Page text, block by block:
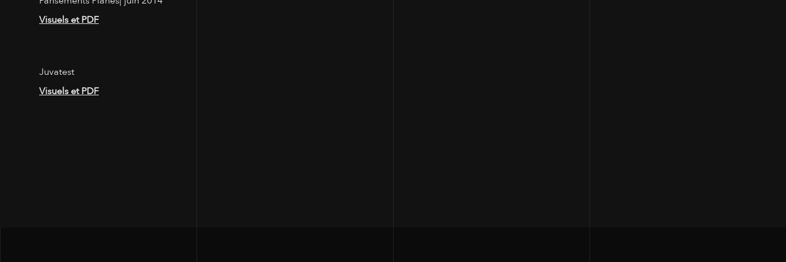
Visuels et PDF
Juvatest
Visuels et PDF